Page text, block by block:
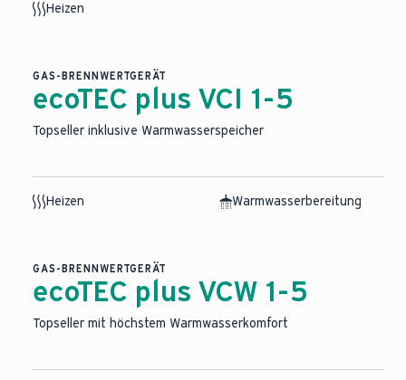
Heizen
GAS-BRENNWERTGERÄT
ecoTEC plus VCI 1-5
Topseller inklusive Warmwasserspeicher
Heizen Warmwasserbereitung
GAS-BRENNWERTGERÄT
ecoTEC plus VCW 1-5
Topseller mit höchstem Warmwasserkomfort